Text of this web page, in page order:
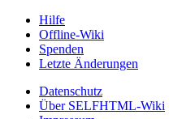
Hilfe
Offline-Wiki
Spenden
Letzte Änderungen
Datenschutz
Über SELFHTML-Wiki